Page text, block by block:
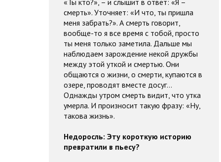
«Ты кто?», – и слышит в ответ: «Я –
смерть». Уточняет: «И что, ты пришла
меня забрать?». А смерть говорит,
вообще-то я все время с тобой, просто
ты меня только заметила. Дальше мы
наблюдаем зарождение некой дружбы
между этой уткой и смертью. Они
общаются о жизни, о смерти, купаются в
озере, проводят вместе досуг…
Однажды утром смерть видит, что утка
умерла. И произносит такую фразу: «Ну,
такова жизнь».
Недоросль: Эту короткую историю
превратили в пьесу?